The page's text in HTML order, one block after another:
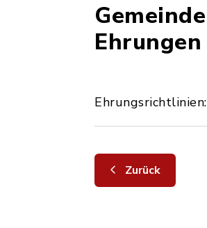
Ehrungen
Zurück